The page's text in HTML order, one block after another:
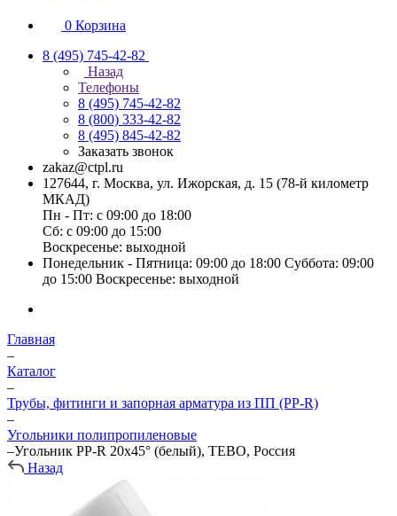
0 Корзина
8 (495) 745-42-82
Назад
Телефоны
8 (495) 745-42-82
8 (800) 333-42-82
8 (495) 845-42-82
Заказать звонок
zakaz@ctpl.ru
127644, г. Москва, ул. Ижорская, д. 15 (78-й километр
МКАД)
Пн - Пт: с 09:00 до 18:00
Сб: с 09:00 до 15:00
Воскресенье: выходной
Понедельник - Пятница: 09:00 до 18:00 Суббота: 09:00
до 15:00 Воскресенье: выходной
Главная
–
Каталог
–
Трубы, фитинги и запорная арматура из ПП (PP-R)
–
Угольники полипропиленовые
–Угольник PP-R 20х45° (белый), TEBO, Россия
Назад